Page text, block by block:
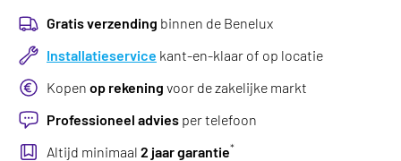
Gratis verzending binnen de Benelux
Installatieservice kant-en-klaar of op locatie
Kopen op rekening voor de zakelijke markt
Professioneel advies per telefoon
Altijd minimaal 2 jaar garantie*